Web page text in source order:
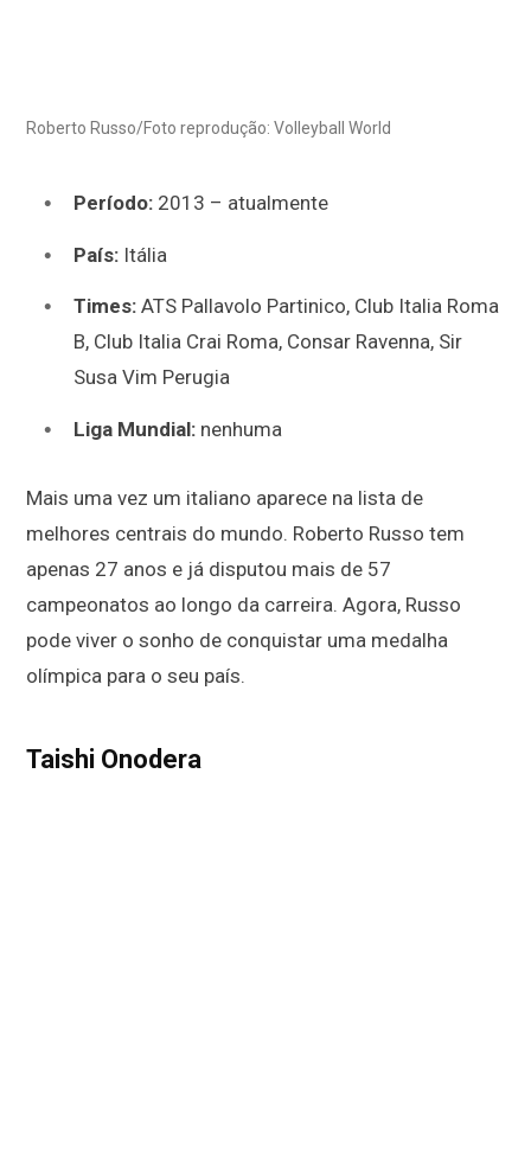
Roberto Russo/Foto reprodução: Volleyball World
Período: 2013 – atualmente
País: Itália
Times: ATS Pallavolo Partinico, Club Italia Roma
B, Club Italia Crai Roma, Consar Ravenna, Sir
Susa Vim Perugia
Liga Mundial: nenhuma
Mais uma vez um italiano aparece na lista de
melhores centrais do mundo. Roberto Russo tem
apenas 27 anos e já disputou mais de 57
campeonatos ao longo da carreira. Agora, Russo
pode viver o sonho de conquistar uma medalha
olímpica para o seu país.
Taishi Onodera